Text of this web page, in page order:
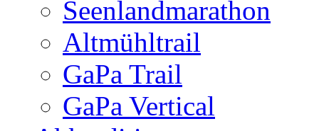
Seenlandmarathon
Altmühltrail
GaPa Trail
GaPa Vertical